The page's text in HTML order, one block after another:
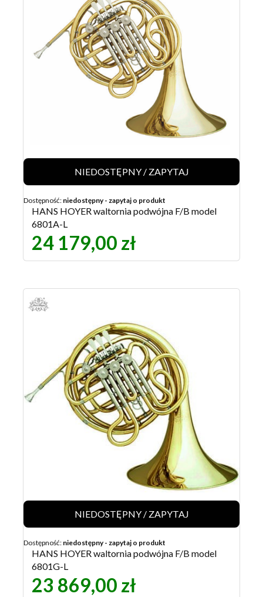
NIEDOSTĘPNY / ZAPYTAJ
Dostępność: niedostępny - zapytaj o produkt
HANS HOYER waltornia podwójna F/B model
6801A-L
24 179,00 zł
NIEDOSTĘPNY / ZAPYTAJ
Dostępność: niedostępny - zapytaj o produkt
HANS HOYER waltornia podwójna F/B model
6801G-L
23 869,00 zł